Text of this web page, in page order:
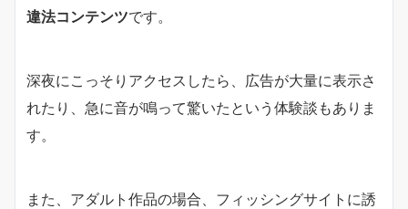
違法コンテンツです。
深夜にこっそりアクセスしたら、広告が大量に表示さ
れたり、急に音が鳴って驚いたという体験談もありま
す。
また、アダルト作品の場合、フィッシングサイトに誘